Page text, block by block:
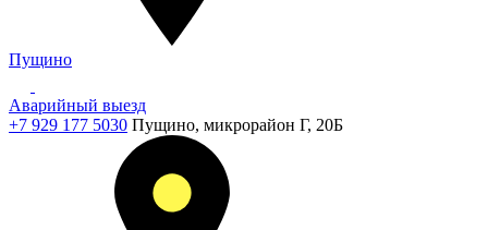
Пущино
Аварийный выезд
+7 929 177 5030 Пущино, микрорайон Г, 20Б